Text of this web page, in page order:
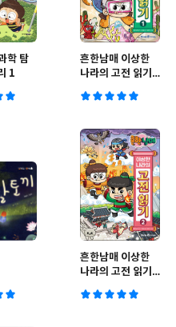
학 탐
1
흔한남매 이상한
나라의 고전 읽기
흔한남매 이상한
나라의 고전 읽기